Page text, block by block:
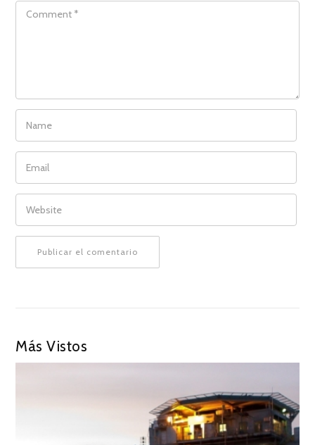
COMMENT
NAME
EMAIL
WEBSITE
Más Vistos